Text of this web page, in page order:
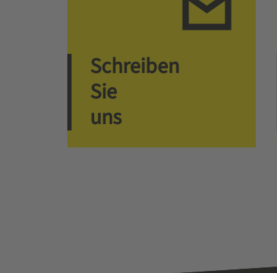
Schreiben
Sie
uns